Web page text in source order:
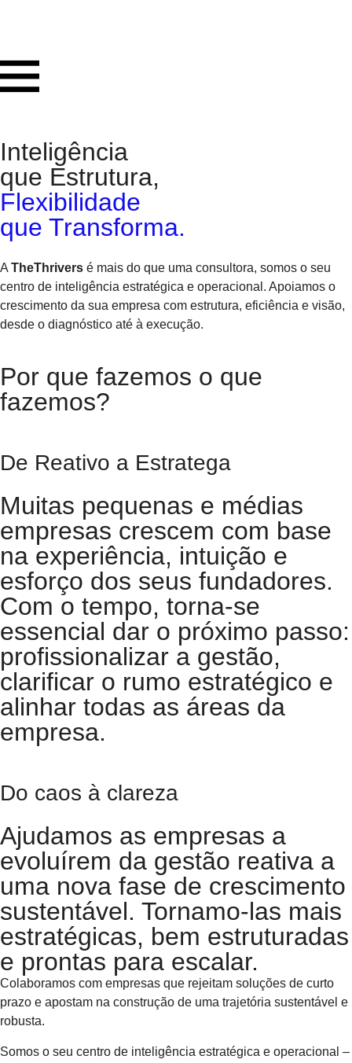
Inteligência
que Estrutura,
Flexibilidade
que Transforma.​
A TheThrivers é mais do que uma consultora, somos o seu
centro de inteligência estratégica e operacional. Apoiamos o
crescimento da sua empresa com estrutura, eficiência e visão,
desde o diagnóstico até à execução.
Por que fazemos o que
fazemos?
De Reativo a Estratega
Muitas pequenas e médias
empresas crescem com base
na experiência, intuição e
esforço dos seus fundadores.
Com o tempo, torna-se
essencial dar o próximo passo:
profissionalizar a gestão,
clarificar o rumo estratégico e
alinhar todas as áreas da
empresa.
Do caos à clareza
Ajudamos as empresas a
evoluírem da gestão reativa a
uma nova fase de crescimento
sustentável. Tornamo-las mais
estratégicas, bem estruturadas
e prontas para escalar.
Colaboramos com empresas que rejeitam soluções de curto
prazo e apostam na construção de uma trajetória sustentável e
robusta.
Somos o seu centro de inteligência estratégica e operacional –